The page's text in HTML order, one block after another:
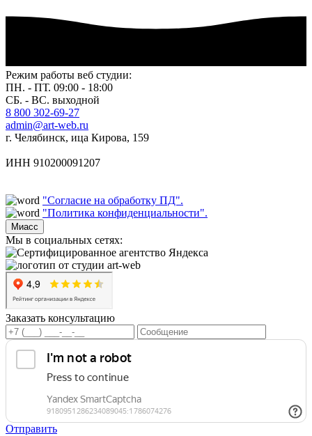
Режим работы веб студии:
ПН. - ПТ. 09:00 - 18:00
СБ. - ВС. выходной
8 800 302-69-27
admin@art-web.ru
г. Челябинск, ица Кирова, 159
ИНН 910200091207
"Согласие на обработку ПД".
"Политика конфиденциальности".
Миасс
Мы в социальных сетях:
Заказать консультацию
Отправить